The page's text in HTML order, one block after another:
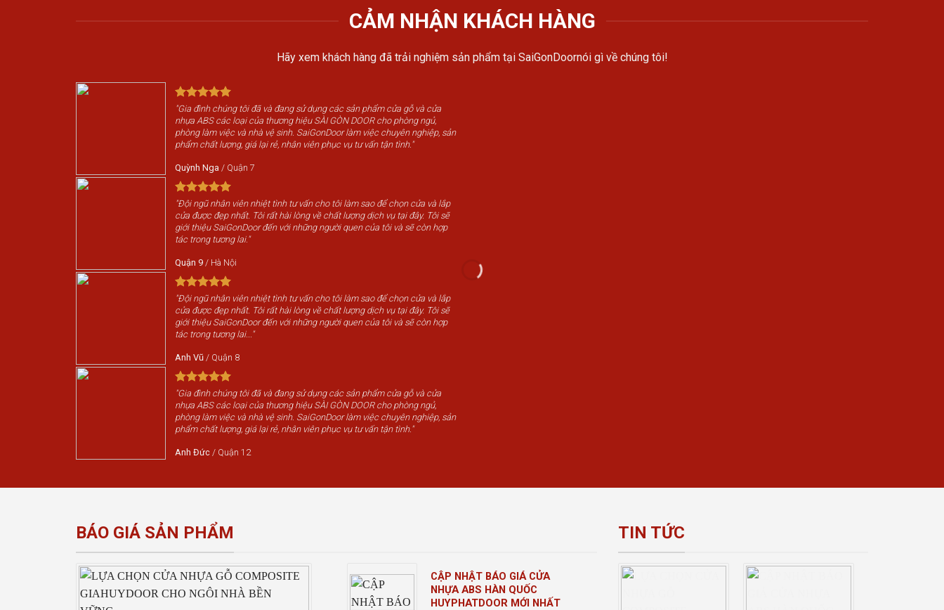
CẢM NHẬN KHÁCH HÀNG
Hãy xem khách hàng đã trải nghiệm sản phẩm tại SaiGonDoornói gì về chúng tôi!
"Gia đình chúng tôi đã và đang sử dụng các sản phẩm cửa gỗ và cửa
nhựa ABS các loại của thương hiệu SÀI GÒN DOOR cho phòng ngủ,
phòng làm việc và nhà vệ sinh. SaiGonDoor làm việc chuyên nghiệp, sản
phẩm chất lượng, giá lại rẻ, nhân viên phục vụ tư vấn tận tình."
Quỳnh Nga / Quận 7
"Đội ngũ nhân viên nhiệt tình tư vấn cho tôi làm sao để chọn cửa và lắp
cửa được đẹp nhất. Tôi rất hài lòng về chất lượng dịch vụ tại đây. Tôi sẽ
giới thiệu SaiGonDoor đến với những người quen của tôi và sẽ còn hợp
tác trong tương lai."
Quận 9 / Hà Nội
"Đội ngũ nhân viên nhiệt tình tư vấn cho tôi làm sao để chọn cửa và lắp
cửa được đẹp nhất. Tôi rất hài lòng về chất lượng dịch vụ tại đây. Tôi sẽ
giới thiệu SaiGonDoor đến với những người quen của tôi và sẽ còn hợp
tác trong tương lai..."
Anh Vũ / Quận 8
"Gia đình chúng tôi đã và đang sử dụng các sản phẩm cửa gỗ và cửa
nhựa ABS các loại của thương hiệu SÀI GÒN DOOR cho phòng ngủ,
phòng làm việc và nhà vệ sinh. SaiGonDoor làm việc chuyên nghiệp, sản
phẩm chất lượng, giá lại rẻ, nhân viên phục vụ tư vấn tận tình."
Anh Đức / Quận 12
BÁO GIÁ SẢN PHẨM
CẬP NHẬT BÁO GIÁ CỬA
NHỰA ABS HÀN QUỐC
HUYPHATDOOR MỚI NHẤT
TIN TỨC